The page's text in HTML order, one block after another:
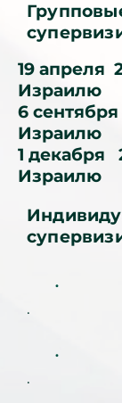
19 апреля
Израилю
6
Израилю
1 декабря
Израилю
.
.
.
.